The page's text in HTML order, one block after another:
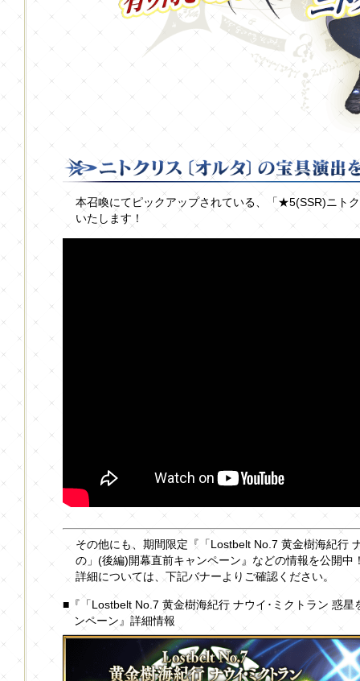
本召喚にてピックアップされている、「★5(SSR)ニト
いたします！
その他にも、期間限定『「Lostbelt No.7 黄金樹海紀行
の」(後編)開幕直前キャンペーン』などの情報を公開中
詳細については、下記バナーよりご確認ください。
■『「Lostbelt No.7 黄金樹海紀行 ナウイ･ミクトラン 惑
ンペーン』詳細情報